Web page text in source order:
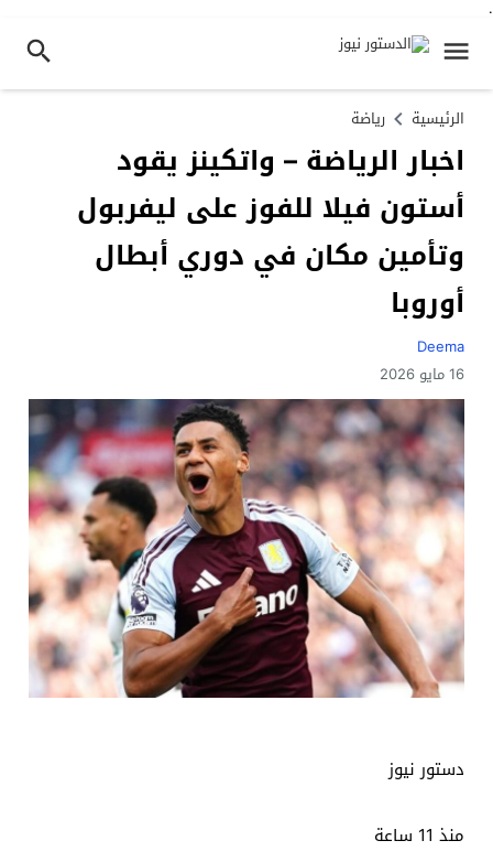
.
الرئيسية رياضة
اخبار الرياضة – واتكينز يقود
أستون فيلا للفوز على ليفربول
وتأمين مكان في دوري أبطال
أوروبا
Deema
16 مايو 2026
دستور نيوز
منذ 11 ساعة